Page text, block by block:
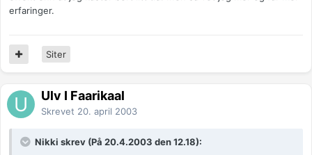
erfaringer.
Siter
Ulv I Faarikaal
Skrevet 20. april 2003
Nikki skrev (På 20.4.2003 den 12.18):